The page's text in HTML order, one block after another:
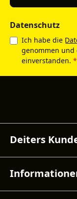
Datenschutz
Ich habe die
genommen und
einverstanden. *
Deiters